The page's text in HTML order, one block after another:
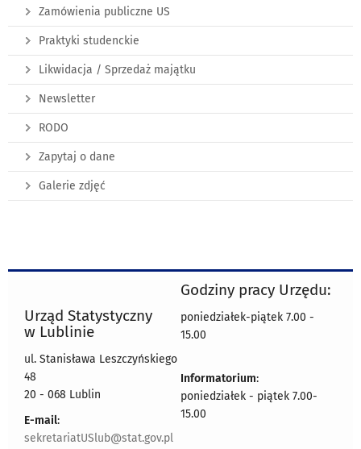
Zamówienia publiczne US
Praktyki studenckie
Likwidacja / Sprzedaż majątku
Newsletter
RODO
Zapytaj o dane
Galerie zdjęć
Urząd Statystyczny
w Lublinie
ul. Stanisława Leszczyńskiego
48
20 - 068 Lublin
E-mail:
sekretariatUSlub@stat.gov.pl
Godziny pracy Urzędu:
poniedziałek-piątek 7.00 -
15.00
Informatorium:
poniedziałek - piątek 7.00-
15.00